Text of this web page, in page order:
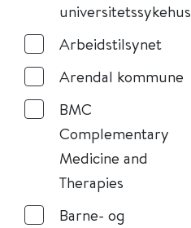
universitetssykehus
Arbeidstilsynet
Arendal kommune
BMC
Complementary
Medicine and
Therapies
Barne- og